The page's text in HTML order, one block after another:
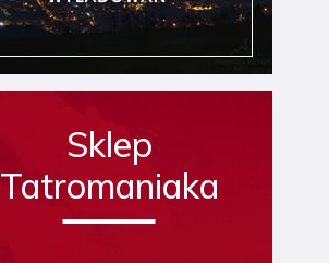
Sklep
Tatromaniaka